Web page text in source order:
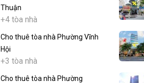
Thuận
+4 tòa nhà
Cho thuê tòa nhà Phường Vĩnh
Hội
+3 tòa nhà
Cho thuê tòa nhà Phường